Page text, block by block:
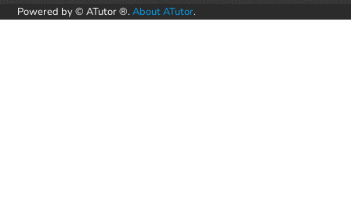
Powered by © ATutor ®. About ATutor.